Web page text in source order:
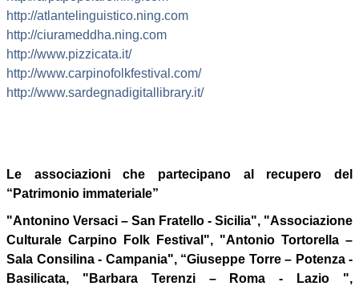
http://atlantelinguistico.ning.com
http://ciurameddha.ning.com
http://www.pizzicata.it/
http://www.carpinofolkfestival.com/
http://www.sardegnadigitallibrary.it/
Le associazioni che partecipano al recupero del
“Patrimonio immateriale”
"Antonino Versaci – San Fratello - Sicilia", "Associazione
Culturale Carpino Folk Festival", "Antonio Tortorella –
Sala Consilina - Campania", “Giuseppe Torre – Potenza -
Basilicata, "Barbara Terenzi – Roma - Lazio ",